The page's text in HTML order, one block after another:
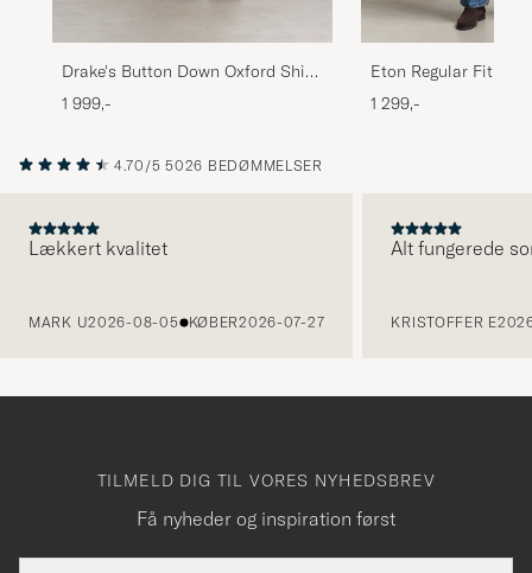
Drake's Button Down Oxford Shirt
White
1 999,-
Eton Regular Fit Ivy
White
1 299,-
4.70/5 5026 BEDØMMELSER
Lækkert kvalitet
MARK U2026-08-05 KØBER2026-07-27
Alt fungerede
KRISTOFFER E
TILMELD DIG TIL VORES NYHEDSBREV
Få nyheder og inspiration først